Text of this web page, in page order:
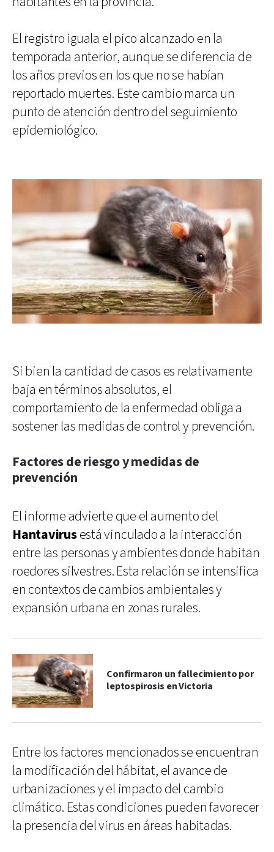
El registro iguala el pico alcanzado en la
temporada anterior, aunque se diferencia de
los años previos en los que no se habían
reportado muertes. Este cambio marca un
punto de atención dentro del seguimiento
epidemiológico.
Si bien la cantidad de casos es relativamente
baja en términos absolutos, el
comportamiento de la enfermedad obliga a
sostener las medidas de control y prevención.
Factores de riesgo y medidas de
prevención
El informe advierte que el aumento del
Hantavirusestá vinculado a la interacción
entre las personas y ambientes donde habitan
roedores silvestres. Esta relación se intensifica
en contextos de cambios ambientales y
expansión urbana en zonas rurales.
Confirmaron un fallecimiento por
leptospirosis en Victoria
Entre los factores mencionados se encuentran
la modificación del hábitat, el avance de
urbanizaciones y el impacto del cambio
climático. Estas condiciones pueden favorecer
la presencia del virus en áreas habitadas.